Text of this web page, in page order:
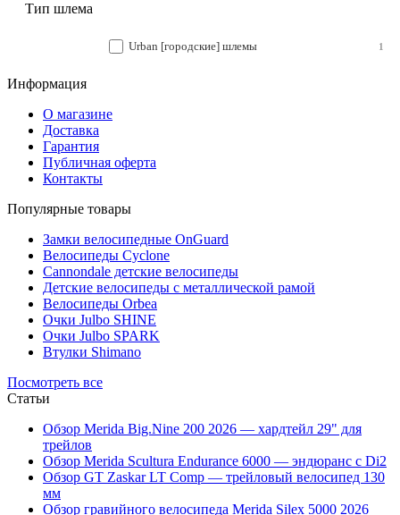
Тип шлема
Urban [городские] шлемы 1
Информация
О магазине
Доставка
Гарантия
Публичная оферта
Контакты
Популярные товары
Замки велосипедные OnGuard
Велосипеды Cyclone
Cannondale детские велосипеды
Детские велосипеды с металлической рамой
Велосипеды Orbea
Очки Julbo SHINE
Очки Julbo SPARK
Втулки Shimano
Посмотреть все
Статьи
Обзор Merida Big.Nine 200 2026 — хардтейл 29" для
трейлов
Обзор Merida Scultura Endurance 6000 — эндюранс с Di2
Обзор GT Zaskar LT Comp — трейловый велосипед 130
мм
Обзор гравийного велосипеда Merida Silex 5000 2026